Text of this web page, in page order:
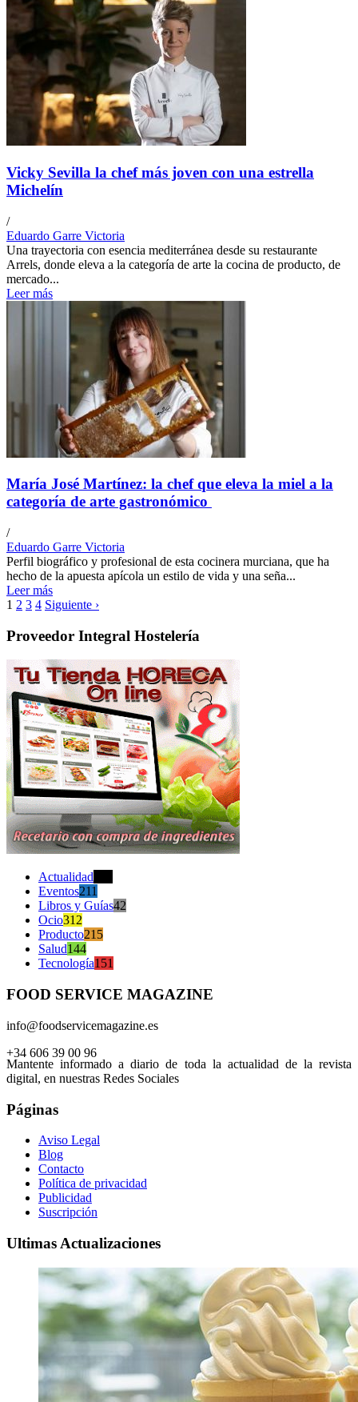
Vicky Sevilla la chef más joven con una estrella
Michelín
/
Eduardo Garre Victoria
Una trayectoria con esencia mediterránea desde su restaurante
Arrels, donde eleva a la categoría de arte la cocina de producto, de
mercado...
Leer más
María José Martínez: la chef que eleva la miel a la
categoría de arte gastronómico
/
Eduardo Garre Victoria
Perfil biográfico y profesional de esta cocinera murciana, que ha
hecho de la apuesta apícola un estilo de vida y una seña...
Leer más
1 2 3 4 Siguiente ›
Proveedor Integral Hostelería
Actualidad
Eventos211
Libros y Guías42
Ocio312
Producto215
Salud144
Tecnología151
FOOD SERVICE MAGAZINE
info@foodservicemagazine.es
+34 606 39 00 96
Mantente informado a diario de toda la actualidad de la revista
digital, en nuestras Redes Sociales
Páginas
Aviso Legal
Blog
Contacto
Política de privacidad
Publicidad
Suscripción
Ultimas Actualizaciones